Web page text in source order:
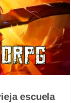
escuela